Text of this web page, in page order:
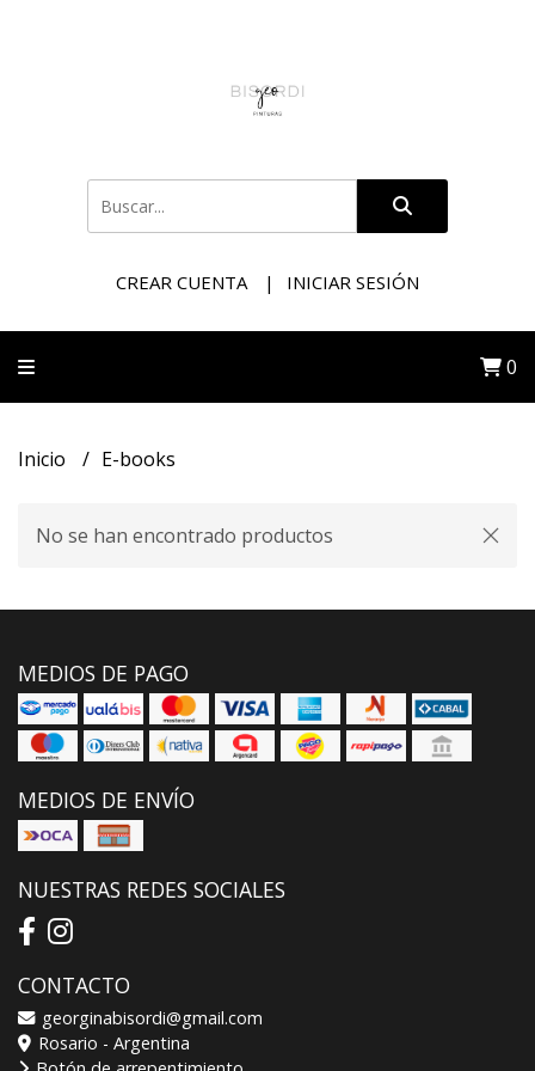
CREAR CUENTA INICIAR SESIÓN
0
Inicio E-books
No se han encontrado productos
MEDIOS DE PAGO
MEDIOS DE ENVÍO
NUESTRAS REDES SOCIALES
CONTACTO
georginabisordi@gmail.com
Rosario - Argentina